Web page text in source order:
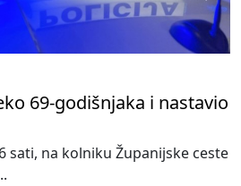
69-godišnjaka i nastavio
sati, na kolniku Županijske ceste